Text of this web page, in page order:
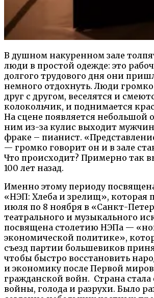
В душном накуренном зале
люди в простой одежде: это
долгого трудового дня они
немного отдохнуть. Люди
друг с другом, веселятся и
колокольчик, и поднимается
На сцене появляется небольшой
ним из-за кулис выходит
фраке – пианист.
— громко говорит он и в зале
Что происходит? Примерно так
100 лет назад.
Именно этому периоду
«НЭП: Хлеба и зрелищ», которая
июля по 8 ноября в «Санкт-
театрального и музыкального
посвящена столетию НЭПа —
экономической политике»,
съезд партии большевиков
чтобы быстро восстановить
и экономику после Первой
гражданской войн. Страна стала
войны, голода и разрухи. Было